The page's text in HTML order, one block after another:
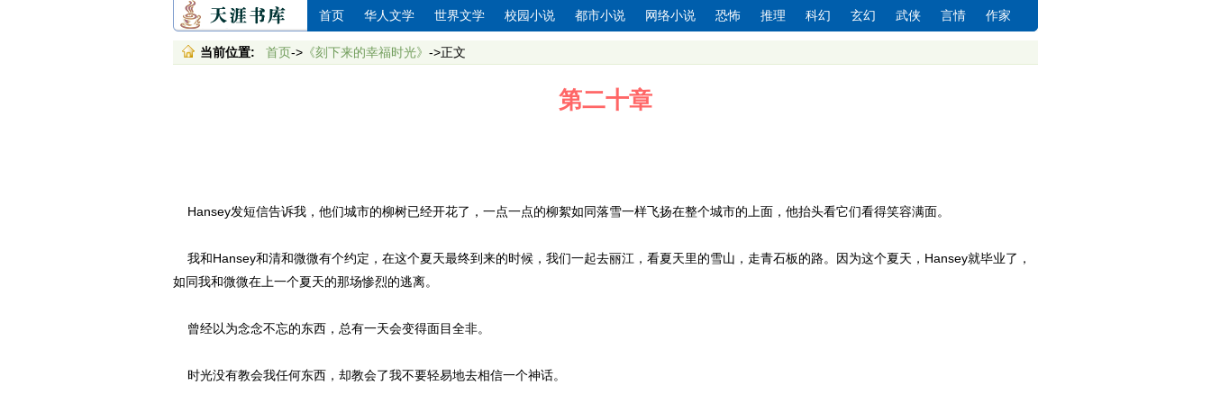
首页 华人文学 世界文学 校园小说 都市小说 网络小说 恐怖 推理 科幻 玄幻 武侠 言情 作家
当前位置: 首页-> 《刻下来的幸福时光》 ->正文
第二十章
Hansey发短信告诉我，他们城市的柳树已经开花了，一点一点的柳絮如同落雪一样飞扬在整个城市的上面，他抬头看它们看得笑容满面。
我和Hansey和清和微微有个约定，在这个夏天最终到来的时候，我们一起去丽江，看夏天里的雪山，走青石板的路。因为这个夏天，Hansey就毕业了，
如同我和微微在上一个夏天的那场惨烈的逃离。
曾经以为念念不忘的东西，总有一天会变得面目全非。
时光没有教会我任何东西，却教会了我不要轻易地去相信一个神话。